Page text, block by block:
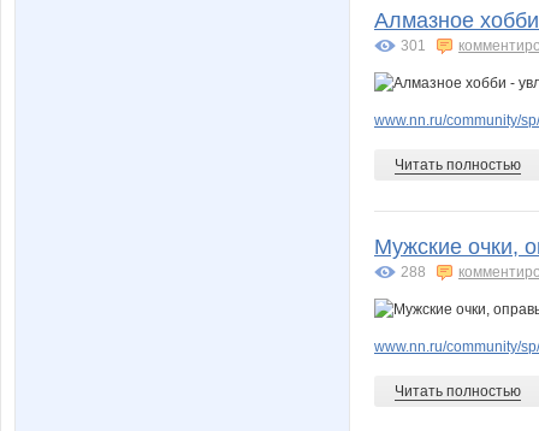
Алмазное
301
www.nn.ru/community/
Читать полностью
Мужские очки,
288
www.nn.ru/community/
Читать полностью